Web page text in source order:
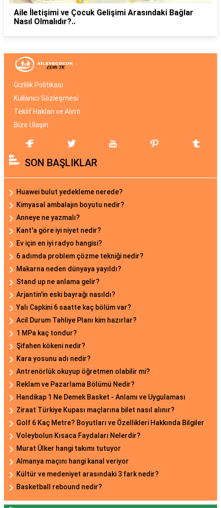
Aile İletişimi ve Çocuk Gelişimi Arasındaki Bağlar
Nasıl Olmalıdır?..
Gizlilik Politikası
Kullanıcı Sözleşmesi
Teklif Hakları ve Alıntı
Bize Ulaşın
SON BAŞLIKLAR
Huawei bulut yedekleme nerede?
Kimyasal ambalajın boyutu nedir?
Anneye ne yazmalı?
Kant'a göre iyi niyet nedir?
Ev için en iyi radyo hangisi?
6 adımda problem çözme tekniği nedir?
Makarna neden dünyaya yayıldı?
Stand up ne anlama gelir?
Arjantin'in eski bayrağı nasıldı?
Yalı Capkini 6 saatte kaç bölüm var?
Acil Durum Tahliye Planı kim hazırlar?
1 MPa kaç tondur?
Şifahen kökeni nedir?
Kara yosunu adı nedir?
Antrenörlük okuyup öğretmen olabilir mi?
Reklam ve Pazarlama Bölümü Nedir?
Handikap 1 Ne Demek Basket - Anlamı ve Uygulaması
Ziraat Türkiye Kupası maçlarına bilet nasıl alınır?
Golf 6 Kaç Metre? Boyutları ve Özellikleri Hakkında Bilgiler
Voleybolun Kısaca Faydaları Nelerdir?
Murat Ülker hangi takımı tutuyor
Almanya maçını hangi kanal veriyor
Kültür ve medeniyet arasındaki 3 fark nedir?
Basketball rebound nedir?